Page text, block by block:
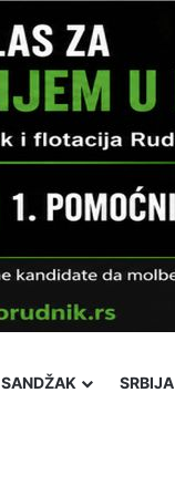
SANDŽAK SRBIJA